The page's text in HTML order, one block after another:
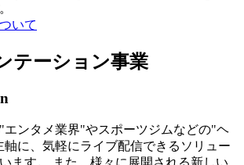
いて
テーション事業
エンタメ業界"やスポーツジムなどの"ヘ
軸に、気軽にライブ配信できるソリュー
ます。 また、様々に展開される新しい